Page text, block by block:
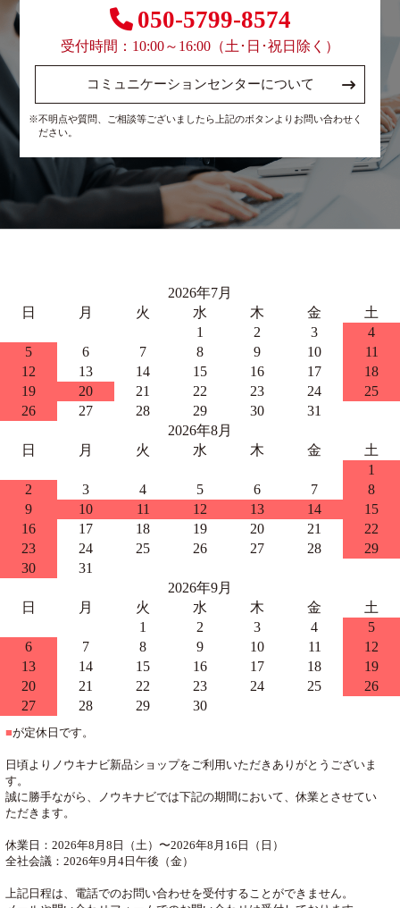
050-5799-8574
受付時間：10:00～16:00（土･日･祝日除く）
コミュニケーションセンターについて
※不明点や質問、ご相談等ございましたら上記のボタンよりお問い合わせく
ださい。
2026年7月
日
月 火 水 木 金
土
1
2 3
4
5
6 7 8 9 10
11
12
13 14 15 16 17
18
19
20 21 22 23 24
25
26
27 28 29 30
31
2026年8月
日
月 火 水 木 金
土
1
2
3 4 5 6 7
8
9
10 11 12 13 14
15
16
17 18 19 20 21
22
23
24 25 26 27 28
29
30
31
2026年9月
日
月 火 水 木 金
土
1
2 3 4
5
6
7 8 9 10 11
12
13
14 15 16 17 18
19
20
21 22 23 24 25
26
27
28 29 30
■が定休日です。
日頃よりノウキナビ新品ショップをご利用いただきありがとうございま
す。
誠に勝手ながら、ノウキナビでは下記の期間において、休業とさせてい
ただきます。
休業日：2026年8月8日（土）〜2026年8月16日（日）
全社会議：2026年9月4日午後（金）
上記日程は、電話でのお問い合わせを受付することができません。